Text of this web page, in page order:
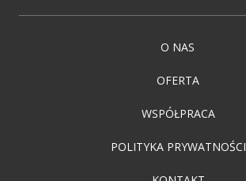
O NAS
OFERTA
WSPÓŁPRACA
POLITYKA PRYWATNOŚCI